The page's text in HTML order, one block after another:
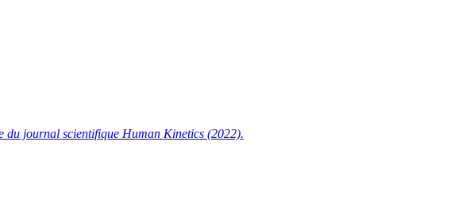
du journal scientifique Human Kinetics (2022).